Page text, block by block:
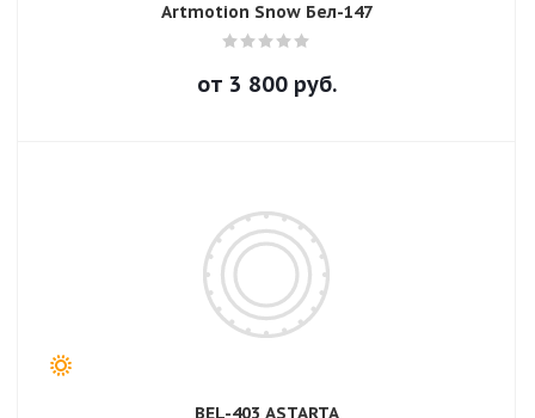
Artmotion Snow Бел-147
от 3 800руб.
BEL-403 ASTARTA